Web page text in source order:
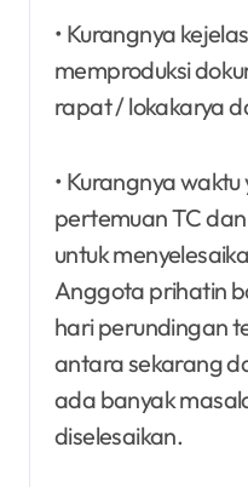
• Kurangnya
memproduksi
rapat / lokakarya
• Kurangnya
pertemuan TC
untuk
Anggota prihatin
hari perundingan
antara sekarang
ada banyak
diselesaikan.